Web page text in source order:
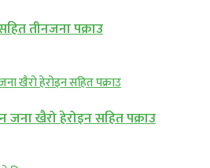
तीनजना पक्राउ
जना खैरो हेरोइन सहित पक्राउ